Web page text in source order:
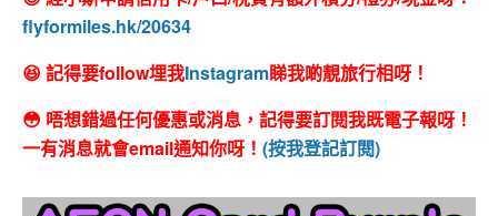
flyformiles.hk/20634
😆 記得要follow埋我Instagram睇我啲靚旅行相呀！
😳 唔想錯過任何優惠或消息，記得要訂閱我既電子報呀！
一有消息就會email通知你呀！ (按我登記訂閱)